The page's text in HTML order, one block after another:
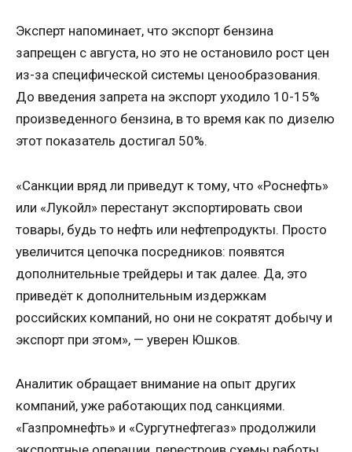
Эксперт напоминает, что экспорт бензина
запрещен с августа, но это не остановило рост цен
из-за специфической системы ценообразования.
До введения запрета на экспорт уходило 10-15%
произведенного бензина, в то время как по дизелю
этот показатель достигал 50%.
«Санкции вряд ли приведут к тому, что «Роснефть»
или «Лукойл» перестанут экспортировать свои
товары, будь то нефть или нефтепродукты. Просто
увеличится цепочка посредников: появятся
дополнительные трейдеры и так далее. Да, это
приведёт к дополнительным издержкам
российских компаний, но они не сократят добычу и
экспорт при этом», — уверен Юшков.
Аналитик обращает внимание на опыт других
компаний, уже работающих под санкциями.
«Газпромнефть» и «Сургутнефтегаз» продолжили